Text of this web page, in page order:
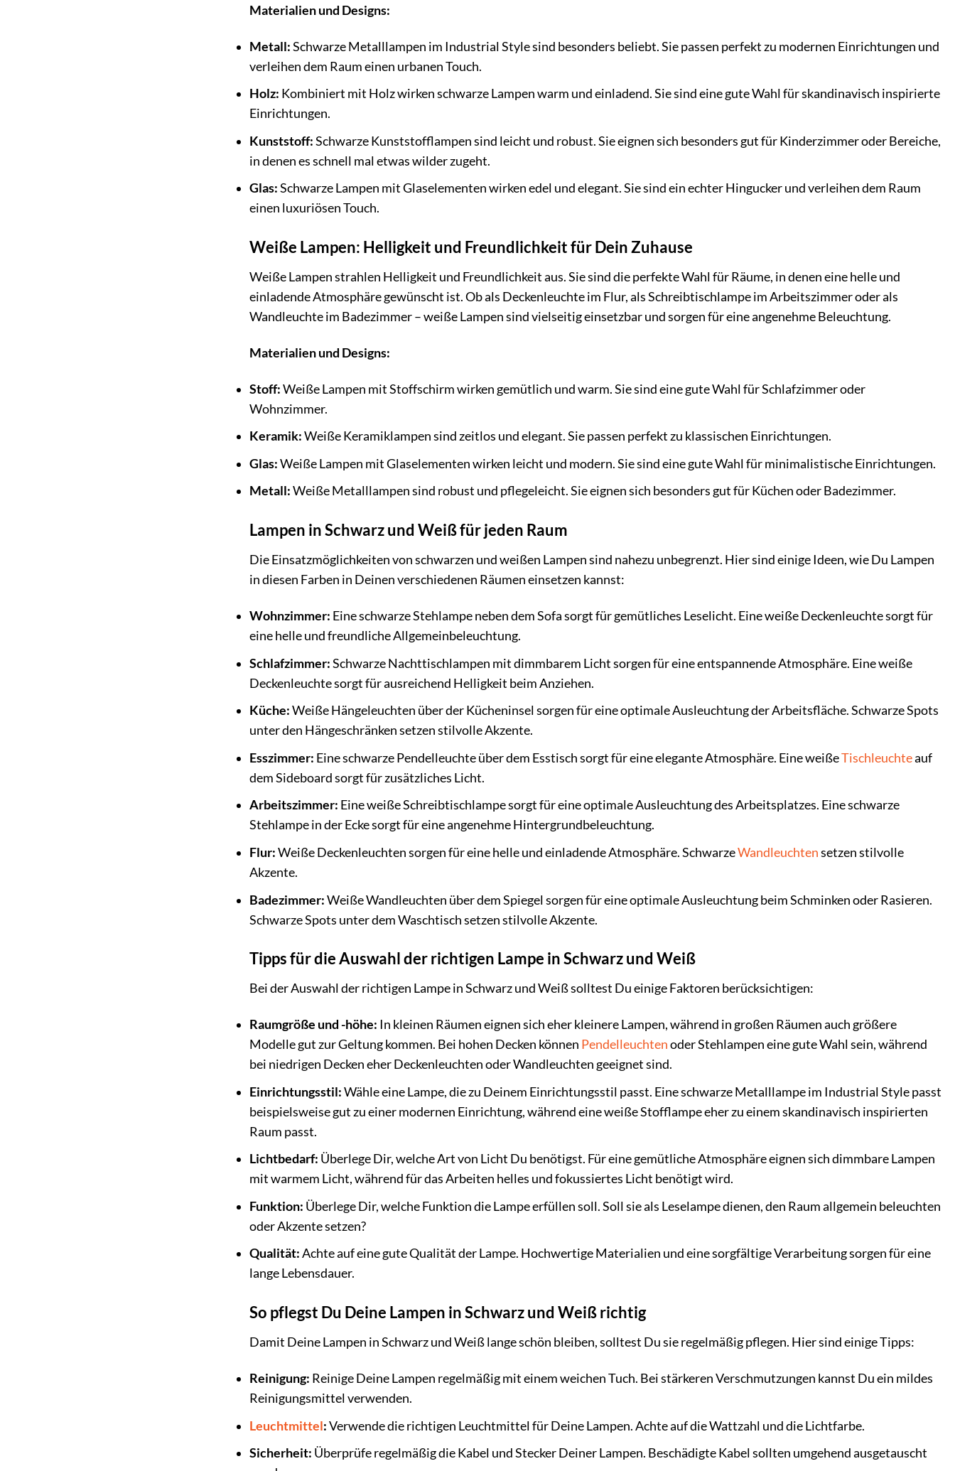
Materialien und Designs:
Metall:Schwarze Metalllampen im Industrial Style sind besonders beliebt. Sie passen perfekt zu modernen Einrichtungen und
verleihen dem Raum einen urbanen Touch.
Holz: Kombiniert mit Holz wirken schwarze Lampen warm und einladend. Sie sind eine gute Wahl für skandinavisch inspirierte
Einrichtungen.
Kunststoff:Schwarze Kunststofflampen sind leicht und robust. Sie eignen sich besonders gut für Kinderzimmer oder Bereiche,
in denen es schnell mal etwas wilder zugeht.
Glas:Schwarze Lampen mit Glaselementen wirken edel und elegant. Sie sind ein echter Hingucker und verleihen dem Raum
einen luxuriösen Touch.
Weiße Lampen: Helligkeit und Freundlichkeit für Dein Zuhause
Weiße Lampen strahlen Helligkeit und Freundlichkeit aus. Sie sind die perfekte Wahl für Räume, in denen eine helle und
einladende Atmosphäre gewünscht ist. Ob als Deckenleuchte im Flur, als Schreibtischlampe im Arbeitszimmer oder als
Wandleuchte im Badezimmer – weiße Lampen sind vielseitig einsetzbar und sorgen für eine angenehme Beleuchtung.
Materialien und Designs:
Stoff:Weiße Lampen mit Stoffschirm wirken gemütlich und warm. Sie sind eine gute Wahl für Schlafzimmer oder
Wohnzimmer.
Keramik:Weiße Keramiklampen sind zeitlos und elegant. Sie passen perfekt zu klassischen Einrichtungen.
Glas:Weiße Lampen mit Glaselementen wirken leicht und modern. Sie sind eine gute Wahl für minimalistische Einrichtungen.
Metall:Weiße Metalllampen sind robust und pflegeleicht. Sie eignen sich besonders gut für Küchen oder Badezimmer.
Lampen in Schwarz und Weiß für jeden Raum
Die Einsatzmöglichkeiten von schwarzen und weißen Lampen sind nahezu unbegrenzt. Hier sind einige Ideen, wie Du Lampen
in diesen Farben in Deinen verschiedenen Räumen einsetzen kannst:
Wohnzimmer: Eine schwarze Stehlampe neben dem Sofa sorgt für gemütliches Leselicht. Eine weiße Deckenleuchte sorgt für
eine helle und freundliche Allgemeinbeleuchtung.
Schlafzimmer:Schwarze Nachttischlampen mit dimmbarem Licht sorgen für eine entspannende Atmosphäre. Eine weiße
Deckenleuchte sorgt für ausreichend Helligkeit beim Anziehen.
Küche:Weiße Hängeleuchten über der Kücheninsel sorgen für eine optimale Ausleuchtung der Arbeitsfläche. Schwarze Spots
unter den Hängeschränken setzen stilvolle Akzente.
Esszimmer: Eine schwarze Pendelleuchte über dem Esstisch sorgt für eine elegante Atmosphäre. Eine weißeTischleuchteauf
dem Sideboard sorgt für zusätzliches Licht.
Arbeitszimmer: Eine weiße Schreibtischlampe sorgt für eine optimale Ausleuchtung des Arbeitsplatzes. Eine schwarze
Stehlampe in der Ecke sorgt für eine angenehme Hintergrundbeleuchtung.
Flur:Weiße Deckenleuchten sorgen für eine helle und einladende Atmosphäre. SchwarzeWandleuchtensetzen stilvolle
Akzente.
Badezimmer:Weiße Wandleuchten über dem Spiegel sorgen für eine optimale Ausleuchtung beim Schminken oder Rasieren.
Schwarze Spots unter dem Waschtisch setzen stilvolle Akzente.
Tipps für die Auswahl der richtigen Lampe in Schwarz und Weiß
Bei der Auswahl der richtigen Lampe in Schwarz und Weiß solltest Du einige Faktoren berücksichtigen:
Raumgröße und -höhe: In kleinen Räumen eignen sich eher kleinere Lampen, während in großen Räumen auch größere
Modelle gut zur Geltung kommen. Bei hohen Decken können Pendelleuchtenoder Stehlampen eine gute Wahl sein, während
bei niedrigen Decken eher Deckenleuchten oder Wandleuchten geeignet sind.
Einrichtungsstil:Wähle eine Lampe, die zu Deinem Einrichtungsstil passt. Eine schwarze Metalllampe im Industrial Style passt
beispielsweise gut zu einer modernen Einrichtung, während eine weiße Stofflampe eher zu einem skandinavisch inspirierten
Raum passt.
Lichtbedarf: Überlege Dir, welche Art von Licht Du benötigst. Für eine gemütliche Atmosphäre eignen sich dimmbare Lampen
mit warmem Licht, während für das Arbeiten helles und fokussiertes Licht benötigt wird.
Funktion: Überlege Dir, welche Funktion die Lampe erfüllen soll. Soll sie als Leselampe dienen, den Raum allgemein beleuchten
oder Akzente setzen?
Qualität:Achte auf eine gute Qualität der Lampe. Hochwertige Materialien und eine sorgfältige Verarbeitung sorgen für eine
lange Lebensdauer.
So pflegst Du Deine Lampen in Schwarz und Weiß richtig
Damit Deine Lampen in Schwarz und Weiß lange schön bleiben, solltest Du sie regelmäßig pflegen. Hier sind einige Tipps:
Reinigung: Reinige Deine Lampen regelmäßig mit einem weichen Tuch. Bei stärkeren Verschmutzungen kannst Du ein mildes
Reinigungsmittel verwenden.
Leuchtmittel:Verwende die richtigen Leuchtmittel für Deine Lampen. Achte auf die Wattzahl und die Lichtfarbe.
Sicherheit: Überprüfe regelmäßig die Kabel und Stecker Deiner Lampen. Beschädigte Kabel sollten umgehend ausgetauscht